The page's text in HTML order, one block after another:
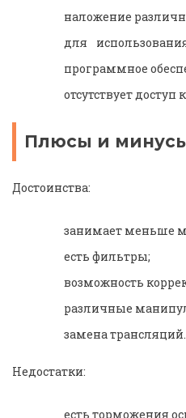
наложение
для
программное
отсутствует
Плюсы и
Достоинства:
занимает меньше
есть фильтры;
возможность
различные
замена трансляций.
Недостатки:
есть торможения